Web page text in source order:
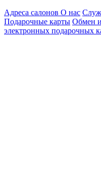
Адреса салонов О нас
Подарочные карты Обмен
электронных подарочных